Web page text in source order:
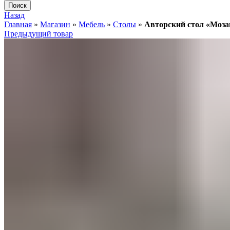
Поиск
Назад
Главная » Магазин » Мебель » Столы » Авторский стол
Предыдущий товар